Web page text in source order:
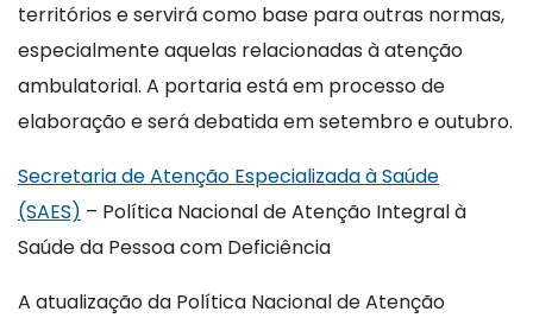
territórios e servirá como base para outras normas,
especialmente aquelas relacionadas à atenção
ambulatorial. A portaria está em processo de
elaboração e será debatida em setembro e outubro.
Secretaria de Atenção Especializada à Saúde
(SAES) – Política Nacional de Atenção Integral à
Saúde da Pessoa com Deficiência
A atualização da Política Nacional de Atenção